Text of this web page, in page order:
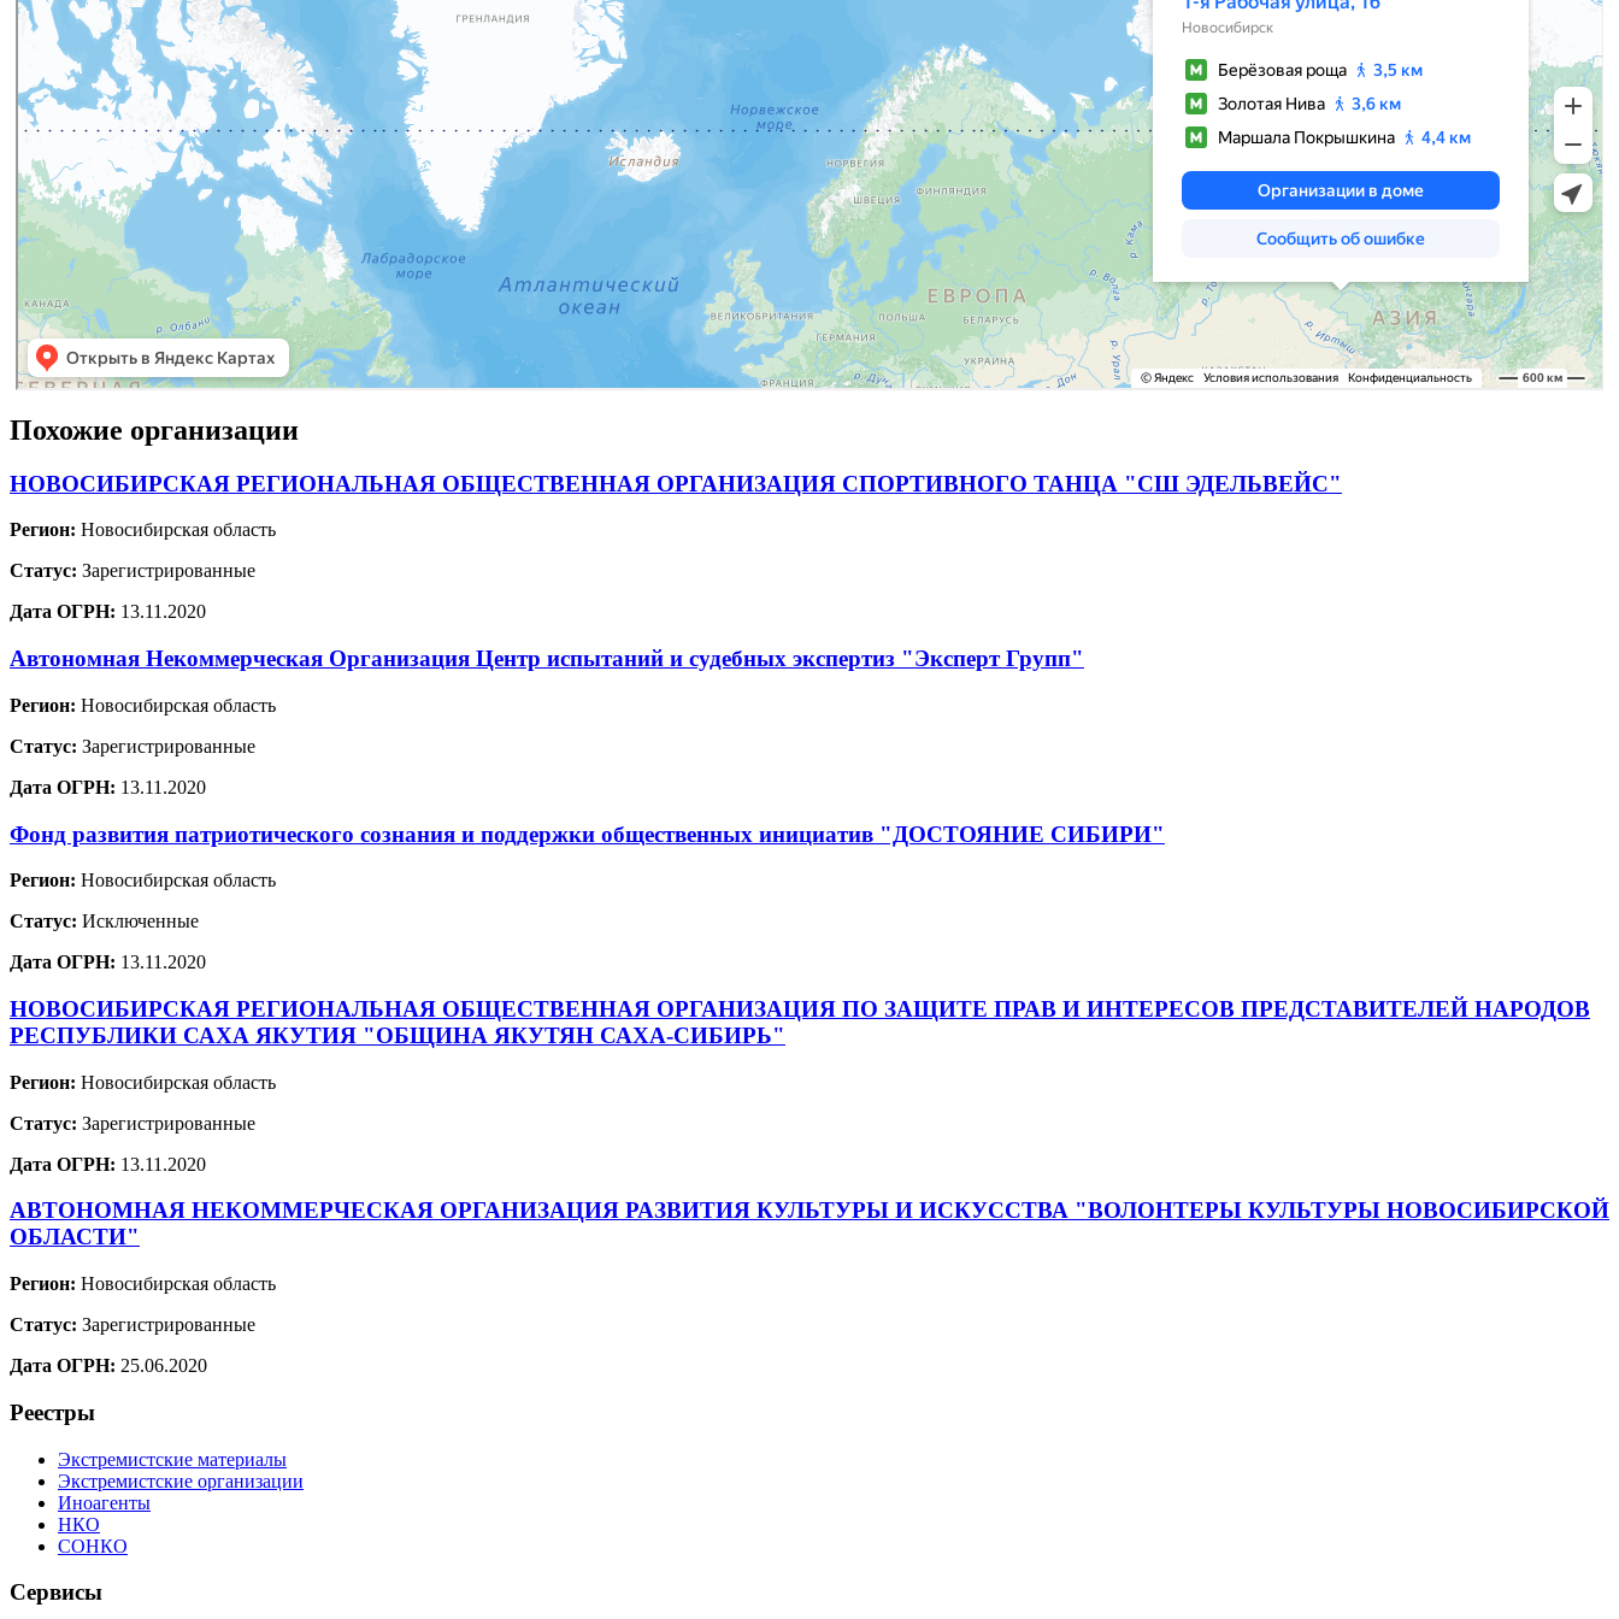
Похожие организации
НОВОСИБИРСКАЯ РЕГИОНАЛЬНАЯ ОБЩЕСТВЕННАЯ ОРГАНИЗАЦИЯ СПОРТИВНОГО ТАНЦА "СШ ЭДЕЛЬВЕЙС"
Регион: Новосибирская область
Статус: Зарегистрированные
Дата ОГРН: 13.11.2020
Автономная Некоммерческая Организация Центр испытаний и судебных экспертиз "Эксперт Групп"
Регион: Новосибирская область
Статус: Зарегистрированные
Дата ОГРН: 13.11.2020
Фонд развития патриотического сознания и поддержки общественных инициатив "ДОСТОЯНИЕ СИБИРИ"
Регион: Новосибирская область
Статус: Исключенные
Дата ОГРН: 13.11.2020
НОВОСИБИРСКАЯ РЕГИОНАЛЬНАЯ ОБЩЕСТВЕННАЯ ОРГАНИЗАЦИЯ ПО ЗАЩИТЕ ПРАВ И ИНТЕРЕСОВ ПРЕДСТАВИТЕЛЕЙ НАРОДОВ
РЕСПУБЛИКИ САХА ЯКУТИЯ "ОБЩИНА ЯКУТЯН САХА-СИБИРЬ"
Регион: Новосибирская область
Статус: Зарегистрированные
Дата ОГРН: 13.11.2020
АВТОНОМНАЯ НЕКОММЕРЧЕСКАЯ ОРГАНИЗАЦИЯ РАЗВИТИЯ КУЛЬТУРЫ И ИСКУССТВА "ВОЛОНТЕРЫ КУЛЬТУРЫ НОВОСИБИРСКОЙ
ОБЛАСТИ"
Регион: Новосибирская область
Статус: Зарегистрированные
Дата ОГРН: 25.06.2020
Реестры
Экстремистские материалы
Экстремистские организации
Иноагенты
НКО
СОНКО
Сервисы